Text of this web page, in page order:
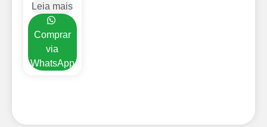
Leia mais
Comprar
via
WhatsApp